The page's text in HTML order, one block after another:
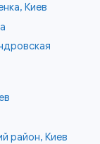
Киев
район, Киев